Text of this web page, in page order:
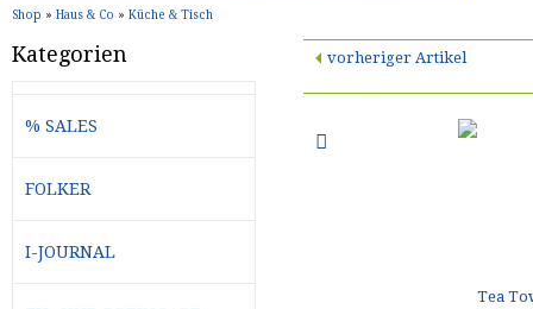
Shop » Haus & Co » Küche & Tisch
vorheriger Artikel
Kategorien
% SALES
FOLKER
I-JOURNAL